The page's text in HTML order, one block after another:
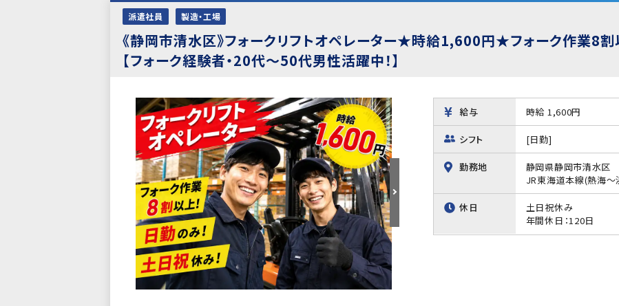
派遣社員 製造・工場
《静岡市清水区》フォークリフトオペレーター★時給1,600円★フォーク作業8
【フォーク経験者・20代〜50代男性活躍中！】
給与 時給 1,600円
シフト [日勤]
勤務地
静岡県静岡市清水区
JR東海道本線(熱海
休日
土日祝休み
年間休日：120日